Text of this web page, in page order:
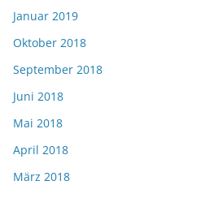
Januar 2019
Oktober 2018
September 2018
Juni 2018
Mai 2018
April 2018
März 2018